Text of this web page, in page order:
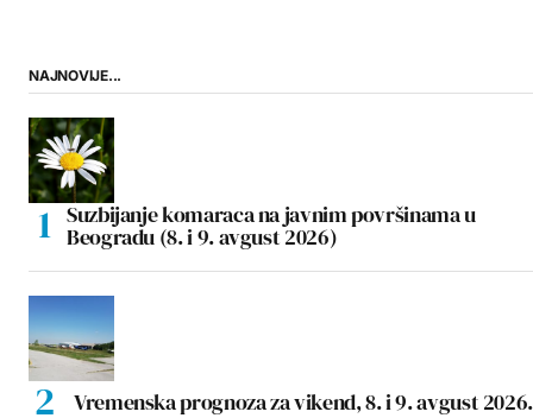
NAJNOVIJE...
Suzbijanje komaraca na javnim površinama u
Beogradu (8. i 9. avgust 2026)
Vremenska prognoza za vikend, 8. i 9. avgust 2026.